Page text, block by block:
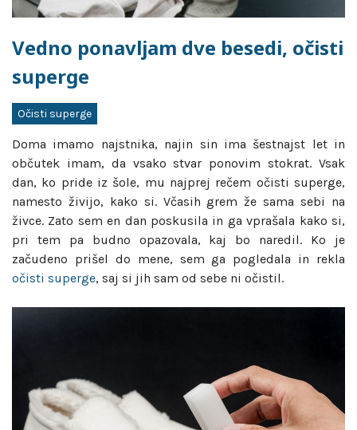
Vedno ponavljam dve besedi, očisti
superge
Očisti superge
Doma imamo najstnika, najin sin ima šestnajst let in
občutek imam, da vsako stvar ponovim stokrat. Vsak
dan, ko pride iz šole, mu najprej rečem očisti superge,
namesto živijo, kako si. Včasih grem že sama sebi na
živce. Zato sem en dan poskusila in ga vprašala kako si,
pri tem pa budno opazovala, kaj bo naredil. Ko je
začudeno prišel do mene, sem ga pogledala in rekla
očisti superge, saj si jih sam od sebe ni očistil.